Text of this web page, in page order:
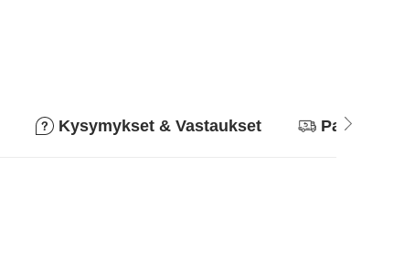
Kysymykset & Vastaukset